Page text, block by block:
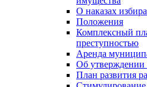
О наказах
Положения
Комплексный
преступностью
Аренда
Об
План развития